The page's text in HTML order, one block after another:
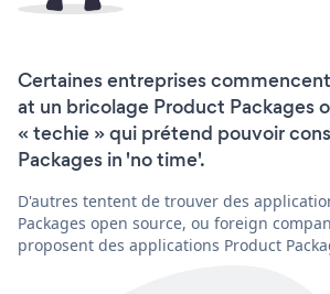
Certaines entreprises
at un bricolage Product Packages
« techie » qui prétend pouvoir
Packages in 'no time'.
D'autres tentent de trouver des
Packages open source, ou foreign
proposent des applications Product